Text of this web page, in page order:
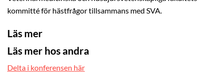
kommitté för hästfrågor tillsammans med SVA.
Läs mer
Läs mer hos andra
Delta i konferensen här